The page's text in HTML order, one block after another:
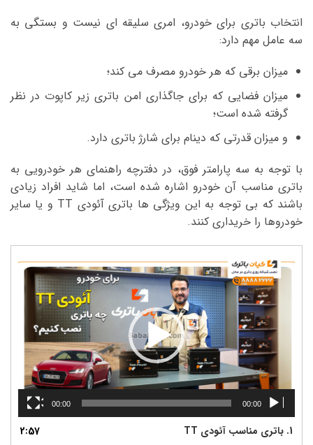
انتخاب باتری برای خودرو، امری سلیقه ای نیست و بستگی به
سه عامل مهم دارد:
میزان برقی که هر خودرو مصرف می کند؛
میزان فضایی که برای جاگذاری امن باتری زیر کاپوت در نظر
گرفته شده است؛
و میزان قدرتی که دینام برای شارژ باتری دارد.
با توجه به سه پارامتر فوق، در دفترچه راهنمای هر خودرویی به
باتری مناسب آن خودرو اشاره شده است، اما شاید افراد زیادی
باشند که بی توجه به این ویژگی ها باتری آئودی TT و یا سایر
خودروها را خریداری کنند.
نمایشگر
ویدیو
00:00
00:00
1. باتری مناسب آئودی TT 2:57